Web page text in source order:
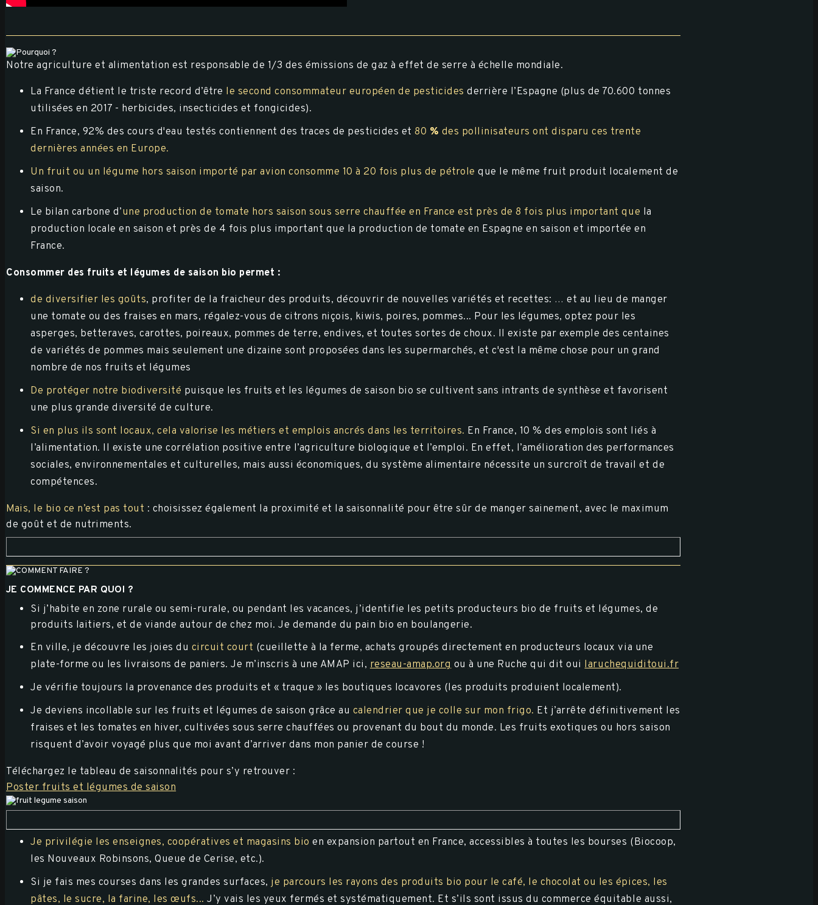
Notre agriculture et alimentation est responsable de 1/3 des émissions de gaz à effet de serre à échelle mondiale.
La France détient le triste record d’être le second consommateur européen de pesticides derrière l’Espagne (plus de 70.600 tonnes
utilisées en 2017 - herbicides, insecticides et fongicides).
En France, 92% des cours d'eau testés contiennent des traces de pesticides et80 % des pollinisateurs ont disparu ces trente
dernières années en Europe.
Un fruit ou un légume hors saison importé par avion consomme 10 à 20 fois plus de pétrole que le même fruit produit localement de
saison.
Le bilan carbone d’une production de tomate hors saison sous serre chauffée en France est près de 8 fois plus important que la
production locale en saison et près de 4 fois plus important que la production de tomate en Espagne en saison et importée en
France.
Consommer des fruits et légumes de saison bio permet :
de diversifier les goûts, profiter de la fraicheur des produits, découvrir de nouvelles variétés et recettes: … et au lieu de manger
une tomate ou des fraises en mars, régalez-vous de citrons niçois, kiwis, poires, pommes... Pour les légumes, optez pour les
asperges, betteraves, carottes, poireaux, pommes de terre, endives, et toutes sortes de choux. Il existe par exemple des centaines
de variétés de pommes mais seulement une dizaine sont proposées dans les supermarchés, et c'est la même chose pour un grand
nombre de nos fruits et légumes
De protéger notre biodiversité puisque les fruits et les légumes de saison bio se cultivent sans intrants de synthèse et favorisent
une plus grande diversité de culture.
Si en plus ils sont locaux, cela valorise les métiers et emplois ancrés dans les territoires. En France, 10 % des emplois sont liés à
l’alimentation. Il existe une corrélation positive entre l’agriculture biologique et l’emploi. En effet, l’amélioration des performances
sociales, environnementales et culturelles, mais aussi économiques, du système alimentaire nécessite un surcroît de travail et de
compétences.
Mais, le bio ce n’est pas tout : choisissez également la proximité et la saisonnalité pour être sûr de manger sainement, avec le maximum
de goût et de nutriments.
JE COMMENCE PAR QUOI ?
Si j’habite en zone rurale ou semi-rurale, ou pendant les vacances, j’identifie les petits producteurs bio de fruits et légumes, de
produits laitiers, et de viande autour de chez moi. Je demande du pain bio en boulangerie.
En ville, je découvre les joies du circuit court (cueillette à la ferme, achats groupés directement en producteurs locaux via une
plate-forme ou les livraisons de paniers. Je m’inscris à une AMAP ici,reseau-amap.orgou à une Ruche qui dit ouilaruchequiditoui.fr
Je vérifie toujours la provenance des produits et « traque » les boutiques locavores (les produits produient localement).
Je deviens incollable sur les fruits et légumes de saison grâce au calendrier que je colle sur mon frigo. Et j’arrête définitivement les
fraises et les tomates en hiver, cultivées sous serre chauffées ou provenant du bout du monde. Les fruits exotiques ou hors saison
risquent d’avoir voyagé plus que moi avant d’arriver dans mon panier de course !
Téléchargez le tableau de saisonnalités pour s’y retrouver :
Poster fruits et légumes de saison
Je privilégie les enseignes, coopératives et magasins bio en expansion partout en France, accessibles à toutes les bourses (Biocoop,
les Nouveaux Robinsons, Queue de Cerise, etc.).
Si je fais mes courses dans les grandes surfaces, je parcours les rayons des produits bio pour le café, le chocolat ou les épices, les
pâtes, le sucre, la farine, les œufs... J’y vais les yeux fermés et systématiquement. Et s’ils sont issus du commerce équitable aussi,